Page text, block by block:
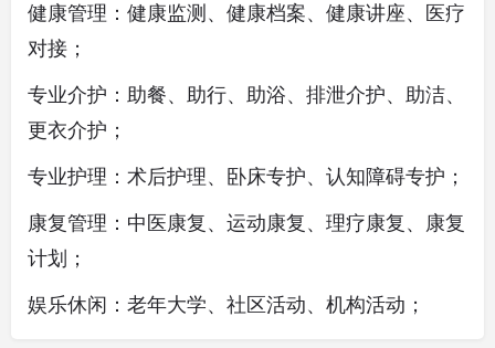
健康管理：健康监测、健康档案、健康讲座、医疗
对接；
专业介护：助餐、助行、助浴、排泄介护、助洁、
更衣介护；
专业护理：术后护理、卧床专护、认知障碍专护；
康复管理：中医康复、运动康复、理疗康复、康复
计划；
娱乐休闲：老年大学、社区活动、机构活动；